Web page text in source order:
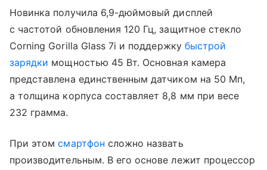
Новинка получила 6,9-дюймовый дисплей
с частотой обновления 120 Гц, защитное стекло
Corning Gorilla Glass 7i и поддержку быстрой
зарядки мощностью 45 Вт. Основная камера
представлена единственным датчиком на 50 Мп,
а толщина корпуса составляет 8,8 мм при весе
232 грамма.
При этомсмартфон сложно назвать
производительным. В его основе лежит процессор